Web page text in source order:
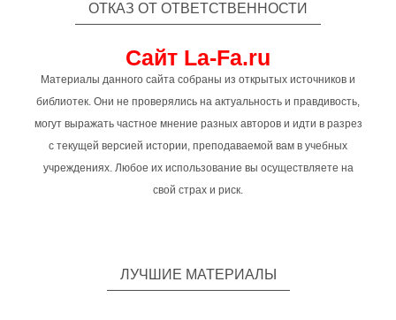
ОТКАЗ ОТ ОТВЕТСТВЕННОСТИ
Сайт La-Fa.ru
Материалы данного сайта собраны из открытых источников и
библиотек. Они не проверялись на актуальность и правдивость,
могут выражать частное мнение разных авторов и идти в разрез
с текущей версией истории, преподаваемой вам в учебных
учреждениях. Любое их использование вы осуществляете на
свой страх и риск.
ЛУЧШИЕ МАТЕРИАЛЫ